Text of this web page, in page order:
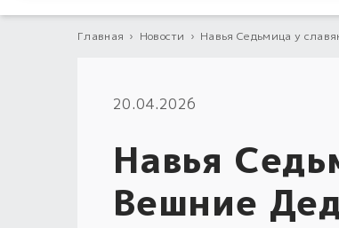
Главная › Новости › Навья Седьмица у
20.04.2026
Навья
Вешние